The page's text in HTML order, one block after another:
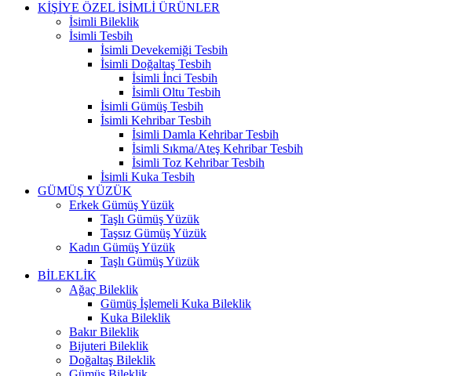
KİŞİYE ÖZEL İSİMLİ ÜRÜNLER
İsimli Bileklik
İsimli Tesbih
İsimli Devekemiği Tesbih
İsimli Doğaltaş Tesbih
İsimli İnci Tesbih
İsimli Oltu Tesbih
İsimli Gümüş Tesbih
İsimli Kehribar Tesbih
İsimli Damla Kehribar Tesbih
İsimli Sıkma/Ateş Kehribar Tesbih
İsimli Toz Kehribar Tesbih
İsimli Kuka Tesbih
GÜMÜŞ YÜZÜK
Erkek Gümüş Yüzük
Taşlı Gümüş Yüzük
Taşsız Gümüş Yüzük
Kadın Gümüş Yüzük
Taşlı Gümüş Yüzük
BİLEKLİK
Ağaç Bileklik
Gümüş İşlemeli Kuka Bileklik
Kuka Bileklik
Bakır Bileklik
Bijuteri Bileklik
Doğaltaş Bileklik